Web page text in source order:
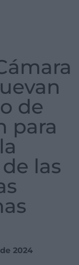
de
para
las
2024